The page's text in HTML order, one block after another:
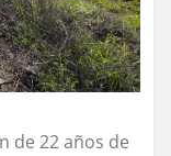
de 22 años de